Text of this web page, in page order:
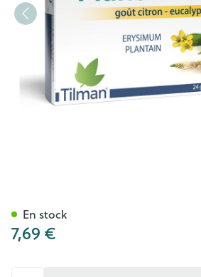
7,69 €
En stock